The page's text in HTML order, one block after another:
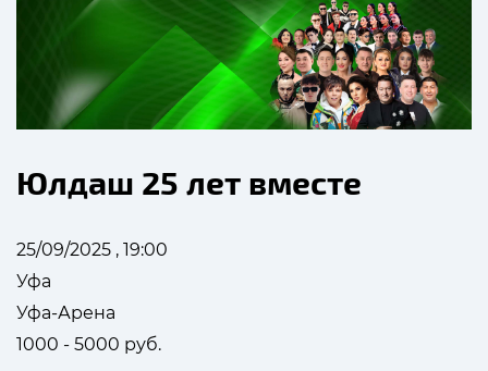
Юлдаш 25 лет вместе
25/09/2025 , 19:00
Уфа
Уфа-Арена
1000 - 5000 руб.